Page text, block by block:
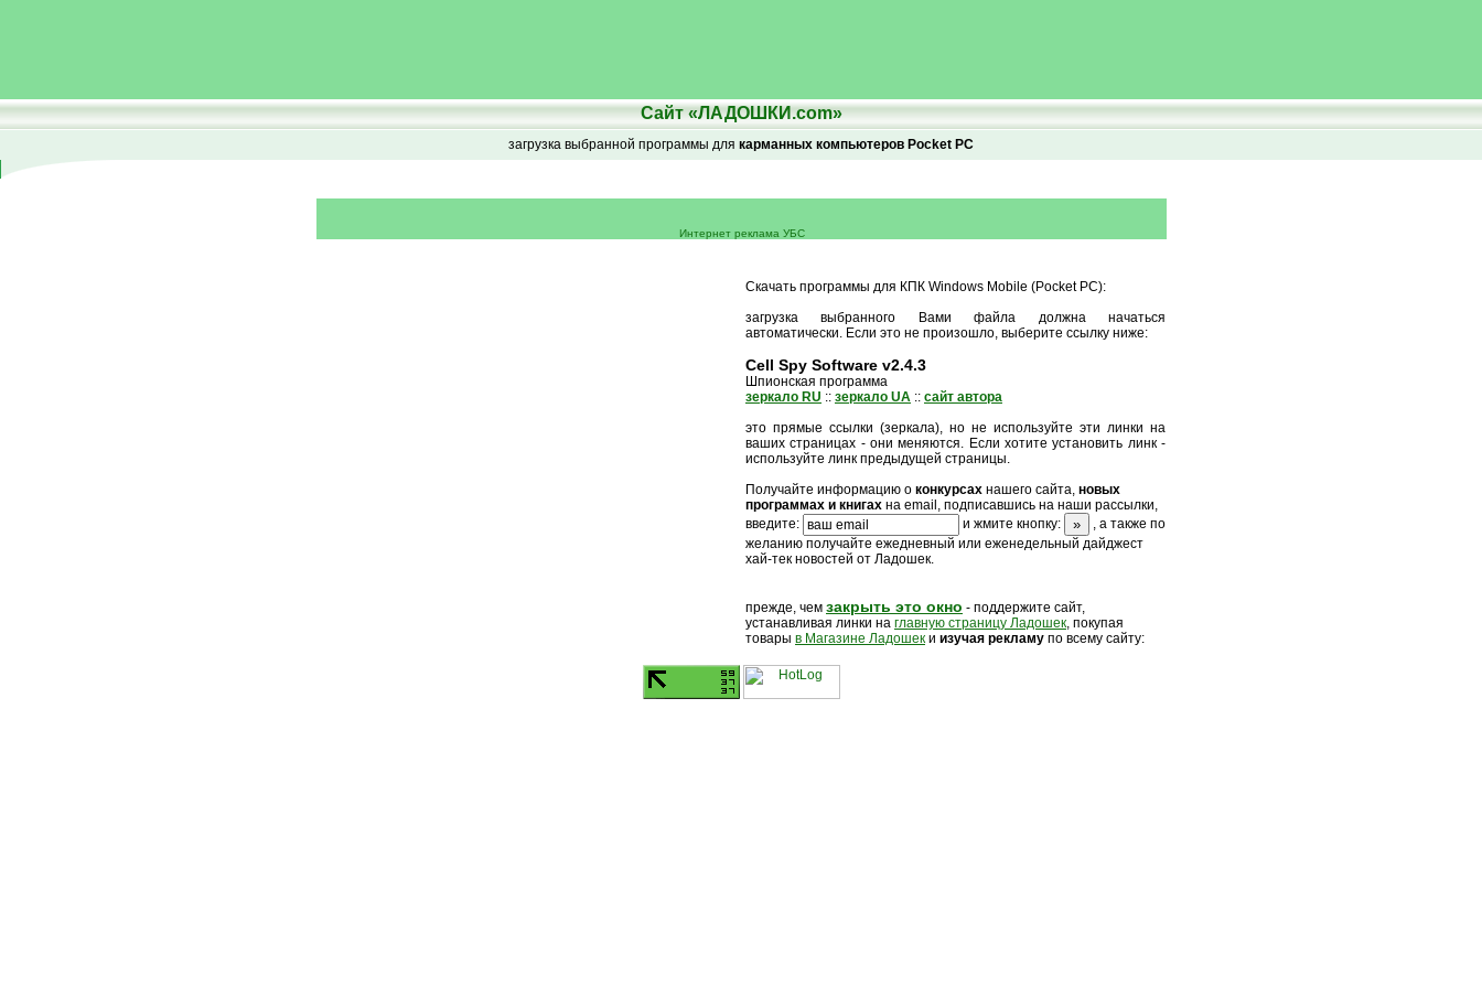
Сайт «ЛАДОШКИ.com»
загрузка выбранной программы для карманных компьютеров Pocket PC
Интернет реклама УБС
Скачать программы для КПК Windows Mobile (Pocket PC):
загрузка выбранного Вами файла должна начаться
автоматически. Если это не произошло, выберите ссылку ниже:
Cell Spy Software v2.4.3
Шпионская программа
зеркало RU :: зеркало UA :: сайт автора
это прямые ссылки (зеркала), но не используйте эти линки на
ваших страницах - они меняются. Если хотите установить линк -
используйте линк предыдущей страницы.
Получайте информацию о конкурсах нашего сайта, новых
программах и книгах на email, подписавшись на наши рассылки,
введите:
и жмите кнопку:
, а также по
желанию получайте ежедневный или еженедельный дайджест
хай-тек новостей от Ладошек.
прежде, чем закрыть это окно - поддержите сайт,
устанавливая линки на главную страницу Ладошек, покупая
товары в Магазине Ладошек и изучая рекламу по всему сайту: